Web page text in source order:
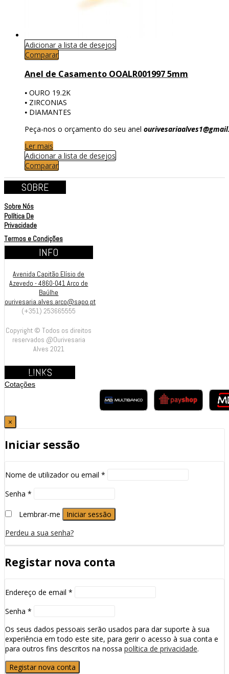
Adicionar a lista de desejos
Comparar
Anel de Casamento OOALR001997 5mm
⦁ OURO 19.2K
⦁ ZIRCONIAS
⦁ DIAMANTES
Peça-nos o orçamento do seu anel
Ler mais
Adicionar a lista de desejos
Comparar
SOBRE
Sobre Nós
Política De
Privacidade
Termos e Condições
INFO
Avenida Capitão Elísio de
Azevedo - 4860-041 Arco de
Baúlhe
ourivesaria.alves.arco@sapo.pt
(+351) 253665555
Copyright © Todos os direitos
reservados @Ourivesaria
Alves 2021
LINKS
Contrastarias
Cotações
×
Iniciar sessão
Nome de utilizador ou email *
Senha *
Lembrar-me
Iniciar sessão
Perdeu a sua senha?
Registar nova conta
Endereço de email *
Senha *
Os seus dados pessoais serão usados para dar suporte à sua
experiência em todo este site, para gerir o acesso à sua conta e
para outros fins descritos na nossa política de privacidade.
Registar nova conta